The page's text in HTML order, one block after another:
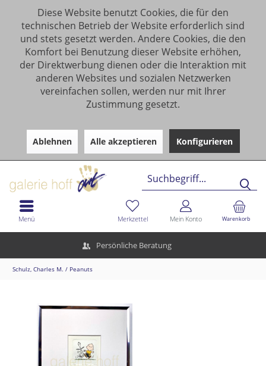
Diese Website benutzt Cookies, die für den
technischen Betrieb der Website erforderlich sind
und stets gesetzt werden. Andere Cookies, die den
Komfort bei Benutzung dieser Website erhöhen,
der Direktwerbung dienen oder die Interaktion mit
anderen Websites und sozialen Netzwerken
vereinfachen sollen, werden nur mit Ihrer
Zustimmung gesetzt.
Ablehnen Alle akzeptieren Konfigurieren
Persönliche Beratung
Warenkorb
Merkzettel Mein Konto
Menü
Schulz, Charles M. / Peanuts